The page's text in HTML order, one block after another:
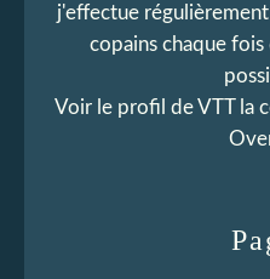
j'effectue
copains chaque fois
Voir le profil deVTT la